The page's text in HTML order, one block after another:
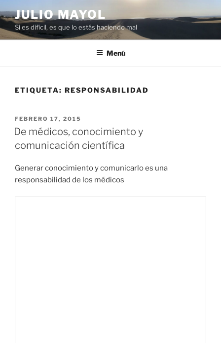
al
contenido
JULIO MAYOL
Si es difícil, es que lo estás haciendo mal
Menú
ETIQUETA: RESPONSABILIDAD
PUBLICADO
EL
FEBRERO 17, 2015
De médicos, conocimiento y
comunicación científica
Generar conocimiento y comunicarlo es una
responsabilidad de los médicos